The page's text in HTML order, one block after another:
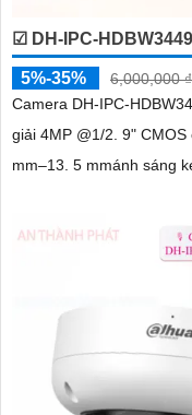
☑ DH-IPC-
5%-35%
6,000,000 ₫
Camera DH-IPC-HDBW3449RP-ZAS-IL là loại camera có độ phân
giải 4MP @1/2. 9"
mm–13. 5 mmánh sáng